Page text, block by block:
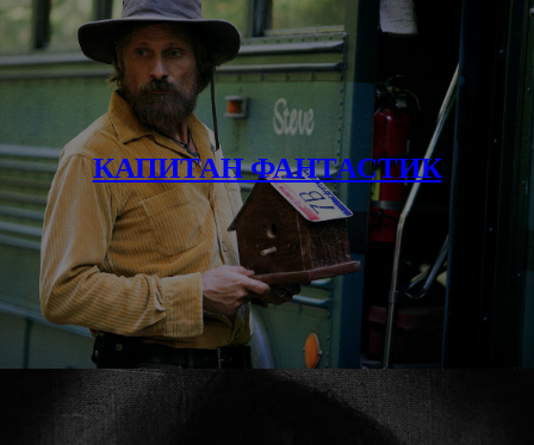
КАПИТАН ФАНТАСТИК